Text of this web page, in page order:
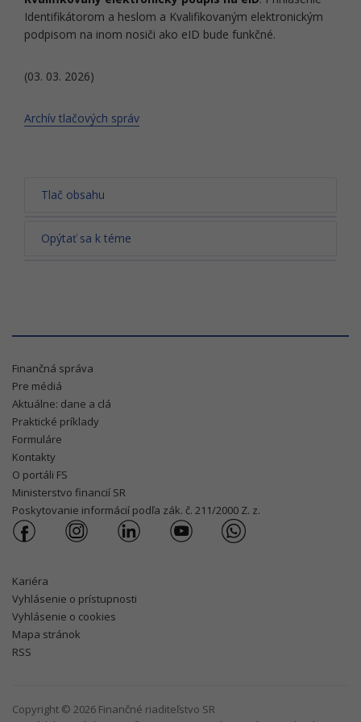
Identifikátorom a heslom a Kvalifikovaným elektronickým
podpisom na inom nosiči ako eID bude funkčné.
(03. 03. 2026)
Archív tlačových správ
Tlač obsahu
Opýtať sa k téme
Finančná správa
Pre médiá
Aktuálne: dane a clá
Praktické príklady
Formuláre
Kontakty
O portáli FS
Ministerstvo financií SR
Poskytovanie informácií podľa zák. č. 211/2000 Z. z.
Kariéra
Vyhlásenie o prístupnosti
Vyhlásenie o cookies
Mapa stránok
RSS
Copyright © 2026 Finančné riaditeľstvo SR